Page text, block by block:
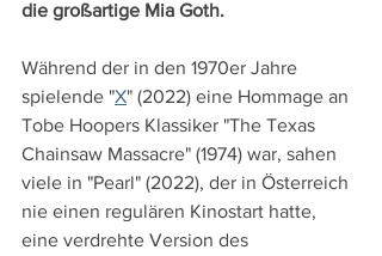
die großartige Mia Goth.
Während der in den 1970er Jahre
spielende "X" (2022) eine Hommage an
Tobe Hoopers Klassiker "The Texas
Chainsaw Massacre" (1974) war, sahen
viele in "Pearl" (2022), der in Österreich
nie einen regulären Kinostart hatte,
eine verdrehte Version des